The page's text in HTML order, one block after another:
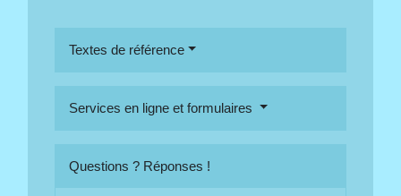
Textes de référence
Services en ligne et formulaires
Questions ? Réponses !